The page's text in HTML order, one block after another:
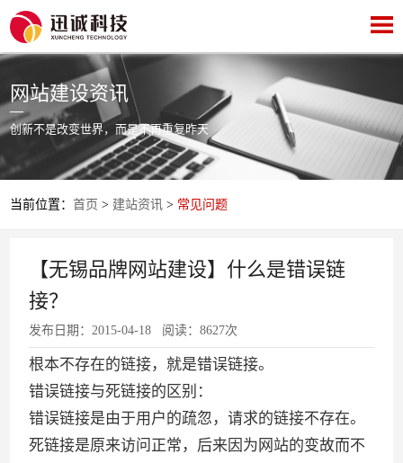
网站建设资讯
创新不是改变世界，而是不再重复昨天
当前位置：首页 > 建站资讯 > 常见问题
【无锡品牌网站建设】什么是错误链
接？
发布日期：2015-04-18 阅读：8627次
根本不存在的链接，就是错误链接。
错误链接与死链接的区别：
错误链接是由于用户的疏忽，请求的链接不存在。
死链接是原来访问正常，后来因为网站的变故而不